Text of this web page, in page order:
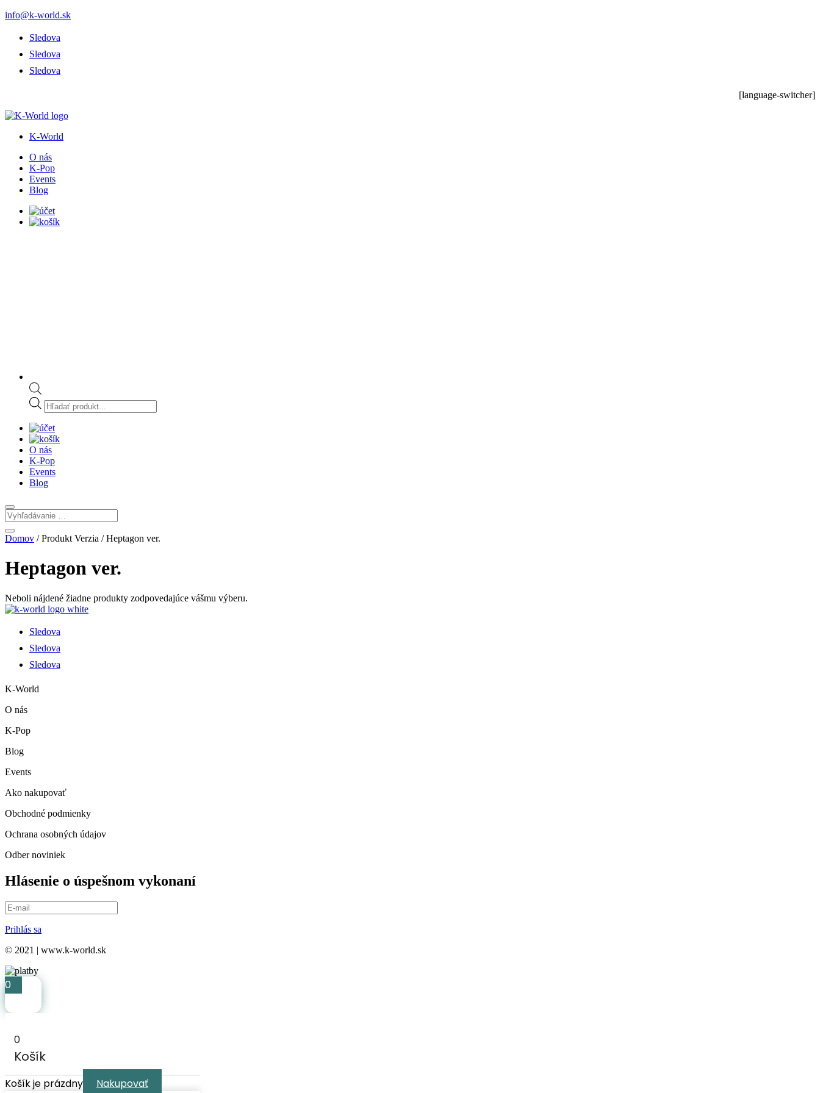
info@k-world.sk
Sledova
Sledova
Sledova
[language-switcher]
K-World
O nás
K-Pop
Events
Blog
Products
search
O nás
K-Pop
Events
Blog
Domov / Produkt Verzia / Heptagon ver.
Heptagon ver.
Neboli nájdené žiadne produkty zodpovedajúce vášmu výberu.
Sledova
Sledova
Sledova
K-World
O nás
K-Pop
Blog
Events
Ako nakupovať
Obchodné podmienky
Ochrana osobných údajov
Odber noviniek
Hlásenie o úspešnom vykonaní
Prihlás sa
© 2021 | www.k-world.sk
0
0
Košík
Košík je prázdny Nakupovať